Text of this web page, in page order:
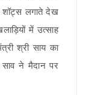
शॉट्स लगाते देख
में उत्साह
श्री साय का
ने मैदान पर